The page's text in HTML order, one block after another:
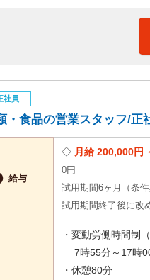
社員
・食品の営業スタッフ/正
給与
月給 200,000円
0円
試用期間6ヶ月（条
試用期間終了後に改
・変動労働時間制
7時55分～17時
・休憩80分